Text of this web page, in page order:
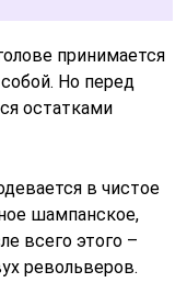
принимается
Но перед
остатками
в чистое
шампанское,
всего этого –
револьверов.